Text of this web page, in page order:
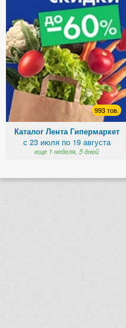
993 тов.
Каталог Лента Гипермаркет
с 23 июля по 19 августа
еще 1 неделя, 5 дней